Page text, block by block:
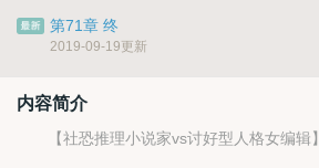
第71章 终
2019-09-19更新
内容简介
【社恐推理小说家vs讨好型人格女编辑】